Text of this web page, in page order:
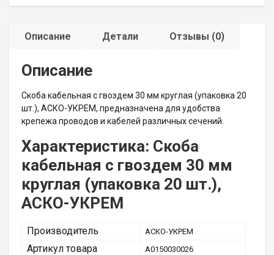
Описание Детали Отзывы (0)
Описание
Скоба кабельная с гвоздем 30 мм круглая (упаковка 20
шт.), АСКО-УКРЕМ, предназначена для удобства
крепежа проводов и кабелей различных сечений.
Характеристика: Скоба
кабельная с гвоздем 30 мм
круглая (упаковка 20 шт.),
АСКО-УКРЕМ
Производитель АСКО-УКРЕМ
Артикул товара
A0150030026